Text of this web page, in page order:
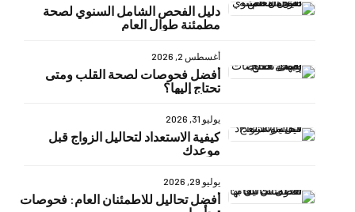
دليل الفحص الشامل السنوي لصحة
مطمئنة طوال العام
أغسطس 2, 2026
أفضل فحوصات لصحة القلب ومتى
تحتاج إليها؟
يوليو 31, 2026
كيفية الاستعداد لتحاليل الزواج قبل
موعدك
يوليو 29, 2026
أفضل تحاليل للاطمئنان العام: فحوصات